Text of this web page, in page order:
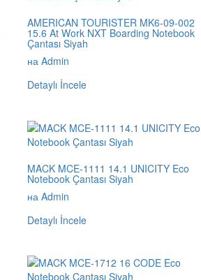
AMERICAN TOURISTER MK6-09-002
15.6 At Work NXT Boarding Notebook
Çantası Siyah
на Admin
Detaylı İncele
MACK MCE-1111 14.1 UNICITY Eco
Notebook Çantası Siyah
на Admin
Detaylı İncele